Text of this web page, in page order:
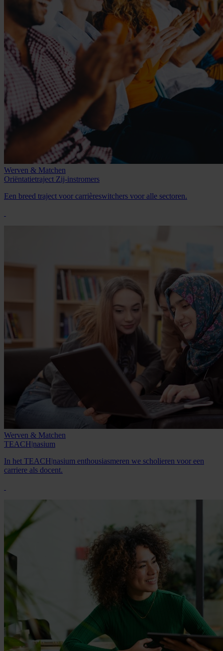
Werven & Matchen
Oriëntatietraject Zij-instromers
Een breed traject voor carrièreswitchers voor alle sectoren.
Werven & Matchen
TEACH|nasium
In het TEACH|nasium enthousiasmeren we scholieren voor een
carriere als docent.